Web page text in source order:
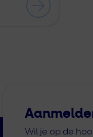
Wil je op de